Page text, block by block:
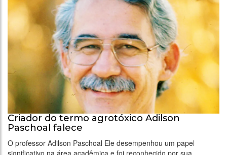
Criador do termo agrotóxico Adilson
Paschoal falece
O professor Adilson Paschoal Ele desempenhou um papel